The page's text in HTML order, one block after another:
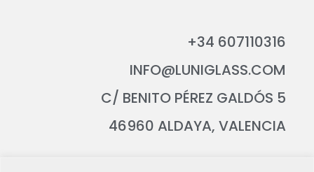
+34 607110316
INFO@LUNIGLASS.COM
C/ BENITO PÉREZ GALDÓS 5
46960 ALDAYA, VALENCIA